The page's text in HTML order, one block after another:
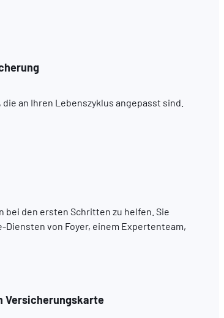
an Ihren Lebenszyklus angepasst sind.
bei den ersten Schritten zu helfen. Sie
von Foyer, einem Expertenteam,
Versicherungskarte